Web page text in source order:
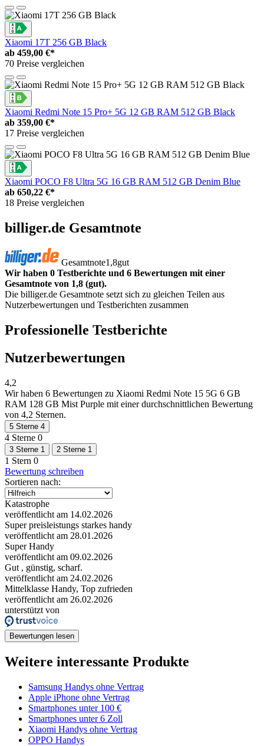
Xiaomi 17T 256 GB Black
ab 459,00 €*
70 Preise vergleichen
Xiaomi Redmi Note 15 Pro+ 5G 12 GB RAM 512 GB Black
ab 359,00 €*
17 Preise vergleichen
Xiaomi POCO F8 Ultra 5G 16 GB RAM 512 GB Denim Blue
ab 650,22 €*
18 Preise vergleichen
billiger.de Gesamtnote
Gesamtnote1,8gut
Wir haben 0 Testberichte und 6 Bewertungen mit einer
Gesamtnote von 1,8 (gut).
Die billiger.de Gesamtnote setzt sich zu gleichen Teilen aus
Nutzerbewertungen und Testberichten zusammen
Professionelle Testberichte
Nutzerbewertungen
4,2
Wir haben 6 Bewertungen zu Xiaomi Redmi Note 15 5G 6 GB
RAM 128 GB Mist Purple mit einer durchschnittlichen Bewertung
von 4,2 Sternen.
5 Sterne 4
4 Sterne 0
3 Sterne 1 2 Sterne 1
1 Stern 0
Bewertung schreiben
Sortieren nach:
Katastrophe
veröffentlicht am 14.02.2026
Super preisleistungs starkes handy
veröffentlicht am 28.01.2026
Super Handy
veröffentlicht am 09.02.2026
Gut , günstig, scharf.
veröffentlicht am 24.02.2026
Mittelklasse Handy, Top zufrieden
veröffentlicht am 26.02.2026
unterstützt von
Bewertungen lesen
Weitere interessante Produkte
Samsung Handys ohne Vertrag
Apple iPhone ohne Vertrag
Smartphones unter 100 €
Smartphones unter 6 Zoll
Xiaomi Handys ohne Vertrag
OPPO Handys